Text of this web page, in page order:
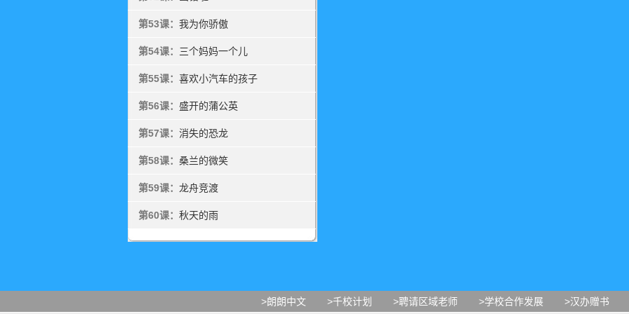
第53课： 我为你骄傲
第54课： 三个妈妈一个儿
第55课： 喜欢小汽车的孩子
第56课： 盛开的蒲公英
第57课： 消失的恐龙
第58课： 桑兰的微笑
第59课： 龙舟竞渡
第60课： 秋天的雨
>朗朗中文 >千校计划 >聘请区域老师 >学校合作发展 >汉办赠书